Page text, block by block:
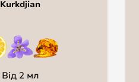
Kurkdjian
Від 2 мл